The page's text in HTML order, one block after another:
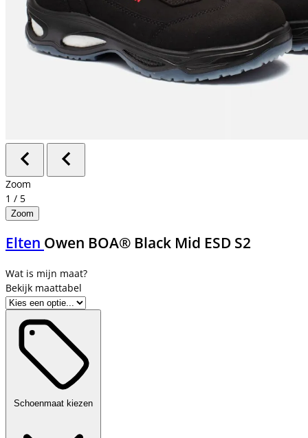
Zoom
1 / 5
Zoom
Elten Owen BOA® Black Mid ESD S2
Bekijk maattabel
Schoenmaat kiezen